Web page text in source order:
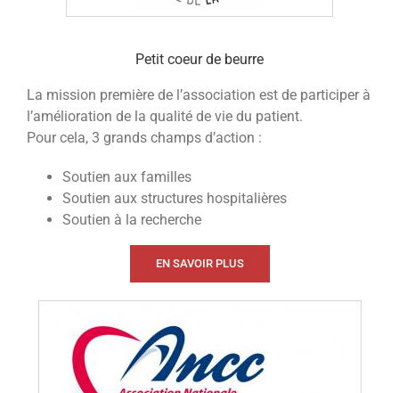
Petit coeur de beurre
La mission première de l’association est de participer à
l’amélioration de la qualité de vie du patient.
Pour cela, 3 grands champs d’action :
Soutien aux familles
Soutien aux structures hospitalières
Soutien à la recherche
EN SAVOIR PLUS